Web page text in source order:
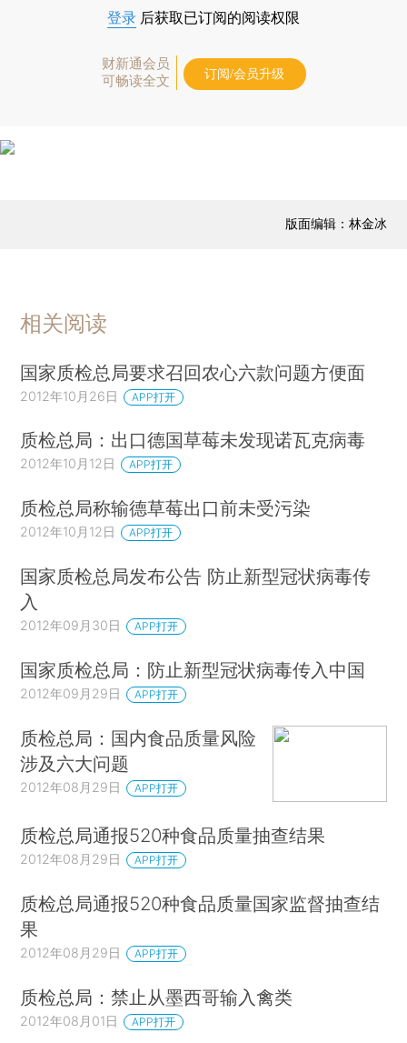
登录 后获取已订阅的阅读权限
财新通会员
可畅读全文
订阅/会员升级
版面编辑：林金冰
相关阅读
国家质检总局要求召回农心六款问题方便面
2012年10月26日 APP打开
质检总局：出口德国草莓未发现诺瓦克病毒
2012年10月12日 APP打开
质检总局称输德草莓出口前未受污染
2012年10月12日 APP打开
国家质检总局发布公告 防止新型冠状病毒传
入
2012年09月30日 APP打开
国家质检总局：防止新型冠状病毒传入中国
2012年09月29日 APP打开
质检总局：国内食品质量风险
涉及六大问题
2012年08月29日 APP打开
质检总局通报520种食品质量抽查结果
2012年08月29日 APP打开
质检总局通报520种食品质量国家监督抽查结
果
2012年08月29日 APP打开
质检总局：禁止从墨西哥输入禽类
2012年08月01日 APP打开